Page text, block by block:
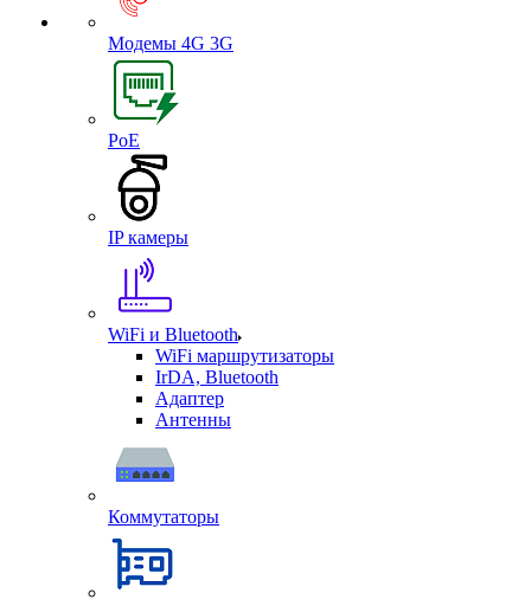
Модемы 4G 3G
PoE
IP камеры
WiFi и Bluetooth
WiFi маршрутизаторы
IrDA, Bluetooth
Адаптер
Антенны
Коммутаторы